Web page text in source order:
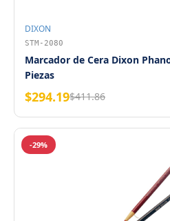
DIXON
STM-2080
Marcador de Cera Dixon
Piezas
$294.19$411.86
-29%